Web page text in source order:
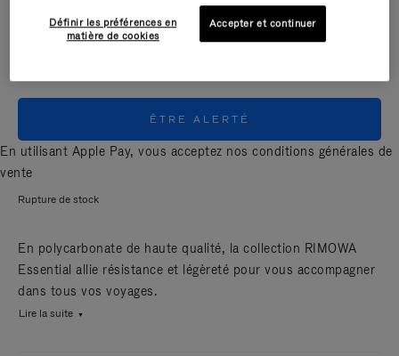
ÊTRE ALERTÉ
En utilisant Apple Pay, vous acceptez nos conditions générales de
vente
Rupture de stock
En polycarbonate de haute qualité, la collection RIMOWA
Essential allie résistance et légèreté pour vous accompagner
dans tous vos voyages.
Lire la suite
Définir les préférences en
matière de cookies
Accepter et continuer